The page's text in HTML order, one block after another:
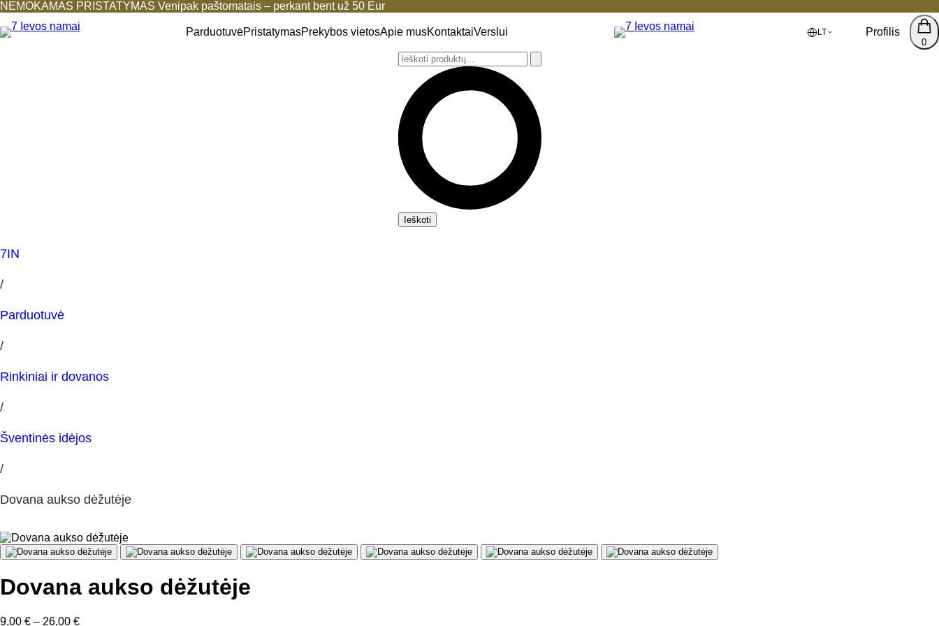
NEMOKAMAS PRISTATYMAS Venipak paštomatais – perkant bent už 50 Eur
ParduotuvėPristatymasPrekybos vietosApie musKontaktaiVerslui LT Profilis
0
Ieškoti
7IN
/
Parduotuvė
/
Rinkiniai ir dovanos
/
Šventinės idėjos
/
Dovana aukso dėžutėje
Dovana aukso dėžutėje
9,00 € – 26,00 €Price